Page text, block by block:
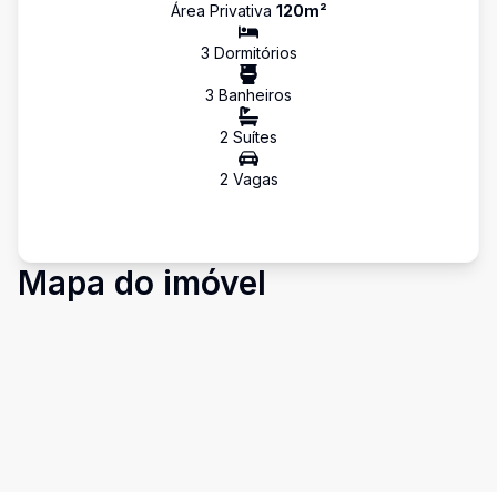
Área Privativa 120m²
3 Dormitórios
3 Banheiros
2 Suítes
2 Vagas
Mapa do imóvel